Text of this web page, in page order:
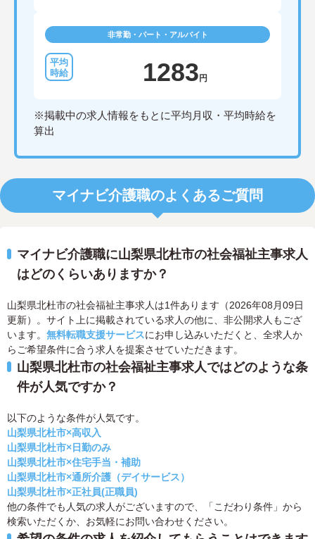
非常勤・パート・アルバイト
1283 円
※掲載中の求人情報をもとに平均月収・平均時給を
算出
マイナビ介護職のよくあるご質問
マイナビ介護職に山梨県北杜市の社会福祉主事求人
はどのくらいありますか？
山梨県北杜市の社会福祉主事求人は1件あります（2026年08月09日
更新）。サイト上に掲載されている求人の他に、非公開求人もござ
います。 無料転職支援サービスにお申し込みいただくと、全求人か
らご希望条件に合う求人を提案させていただきます。
山梨県北杜市の社会福祉主事求人ではどのような条
件が人気ですか？
以下のような条件が人気です。
山梨県北杜市×高収入
山梨県北杜市×日勤のみ
山梨県北杜市×住宅手当・補助
山梨県北杜市×通所介護（デイサービス）
山梨県北杜市×正社員(正職員)
他の条件でも人気の求人がございますので、「こだわり条件」から
検索いただくか、お気軽にお問い合わせください。